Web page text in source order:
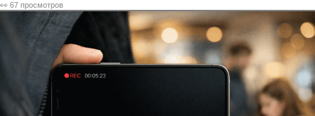
👀 67 просмотров